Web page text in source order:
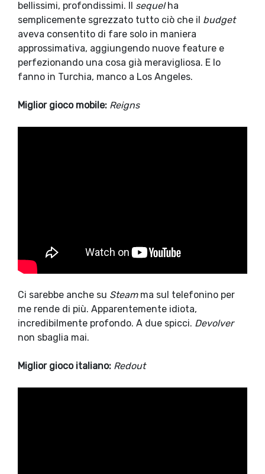
bellissimi, profondissimi. Il sequelha
semplicemente sgrezzato tutto ciò che il budget
aveva consentito di fare solo in maniera
approssimativa, aggiungendo nuove feature e
perfezionando una cosa già meravigliosa. E lo
fanno in Turchia, manco a Los Angeles.
Miglior gioco mobile: Reigns
Ci sarebbe anche su Steamma sul telefonino per
me rende di più. Apparentemente idiota,
incredibilmente profondo. A due spicci. Devolver
non sbaglia mai.
Miglior gioco italiano: Redout